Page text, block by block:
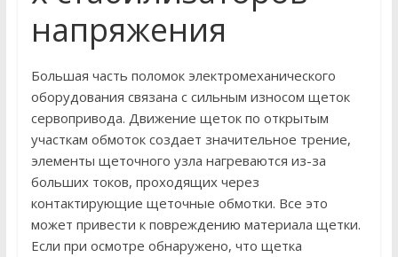
напряжения
Большая часть поломок электромеханического
оборудования связана с сильным износом щеток
сервопривода. Движение щеток по открытым
участкам обмоток создает значительное трение,
элементы щеточного узла нагреваются из-за
больших токов, проходящих через
контактирующие щеточные обмотки. Все это
может привести к повреждению материала щетки.
Если при осмотре обнаружено, что щетка